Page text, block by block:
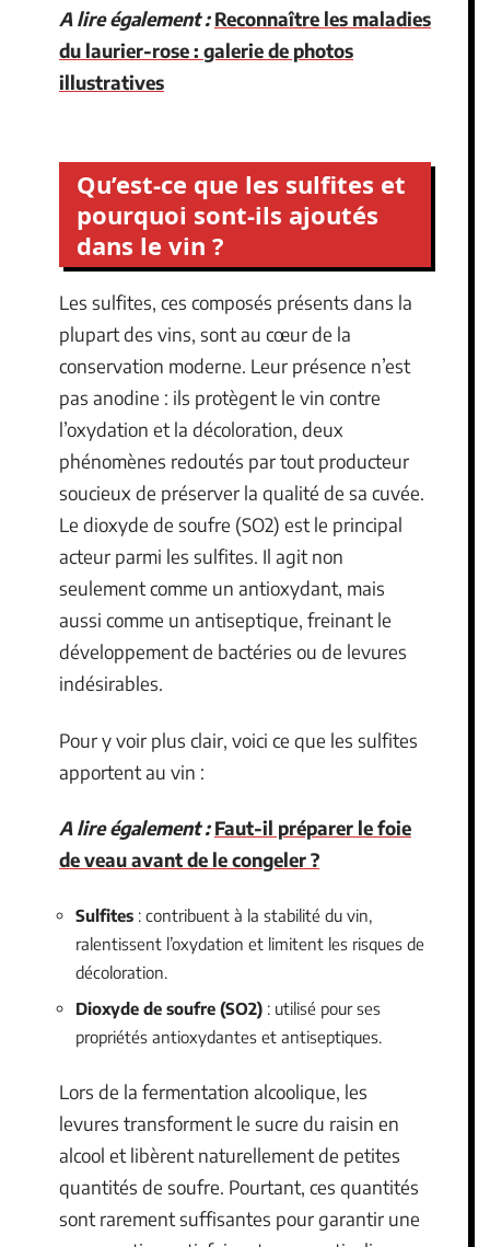
A lire également : Reconnaître les maladies
du laurier-rose : galerie de photos
illustratives
Qu’est-ce que les sulfites et
pourquoi sont-ils ajoutés
dans le vin ?
Les sulfites, ces composés présents dans la
plupart des vins, sont au cœur de la
conservation moderne. Leur présence n’est
pas anodine : ils protègent le vin contre
l’oxydation et la décoloration, deux
phénomènes redoutés par tout producteur
soucieux de préserver la qualité de sa cuvée.
Le dioxyde de soufre (SO2) est le principal
acteur parmi les sulfites. Il agit non
seulement comme un antioxydant, mais
aussi comme un antiseptique, freinant le
développement de bactéries ou de levures
indésirables.
Pour y voir plus clair, voici ce que les sulfites
apportent au vin :
A lire également : Faut-il préparer le foie
de veau avant de le congeler ?
Sulfites : contribuent à la stabilité du vin,
ralentissent l’oxydation et limitent les risques de
décoloration.
Dioxyde de soufre (SO2) : utilisé pour ses
propriétés antioxydantes et antiseptiques.
Lors de la fermentation alcoolique, les
levures transforment le sucre du raisin en
alcool et libèrent naturellement de petites
quantités de soufre. Pourtant, ces quantités
sont rarement suffisantes pour garantir une